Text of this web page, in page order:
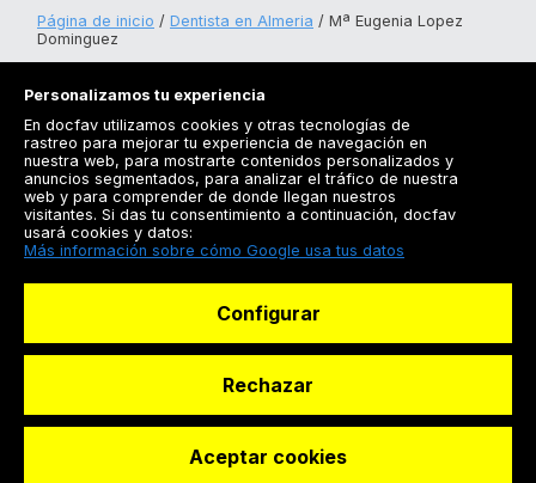
Página de inicio Dentista en Almeria
Mª Eugenia Lopez
Dominguez
Registrarse
Docfav
© Dashboard Technologies S.L
Personalizamos tu experiencia
En docfav utilizamos cookies y otras tecnologías de
rastreo para mejorar tu experiencia de navegación en
nuestra web, para mostrarte contenidos personalizados y
anuncios segmentados, para analizar el tráfico de nuestra
web y para comprender de donde llegan nuestros
visitantes. Si das tu consentimiento a continuación, docfav
usará cookies y datos:
Más información sobre cómo Google usa tus datos
Configurar
Rechazar
Aceptar cookies